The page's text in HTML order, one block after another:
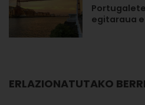
egitaraua
ERLAZIONATUTAKO